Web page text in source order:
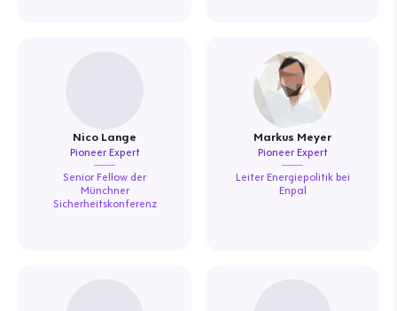
Nico Lange
Pioneer Expert
Senior Fellow der
Münchner
Sicherheitskonferenz
Markus Meyer
Pioneer Expert
Leiter Energiepolitik bei
Enpal